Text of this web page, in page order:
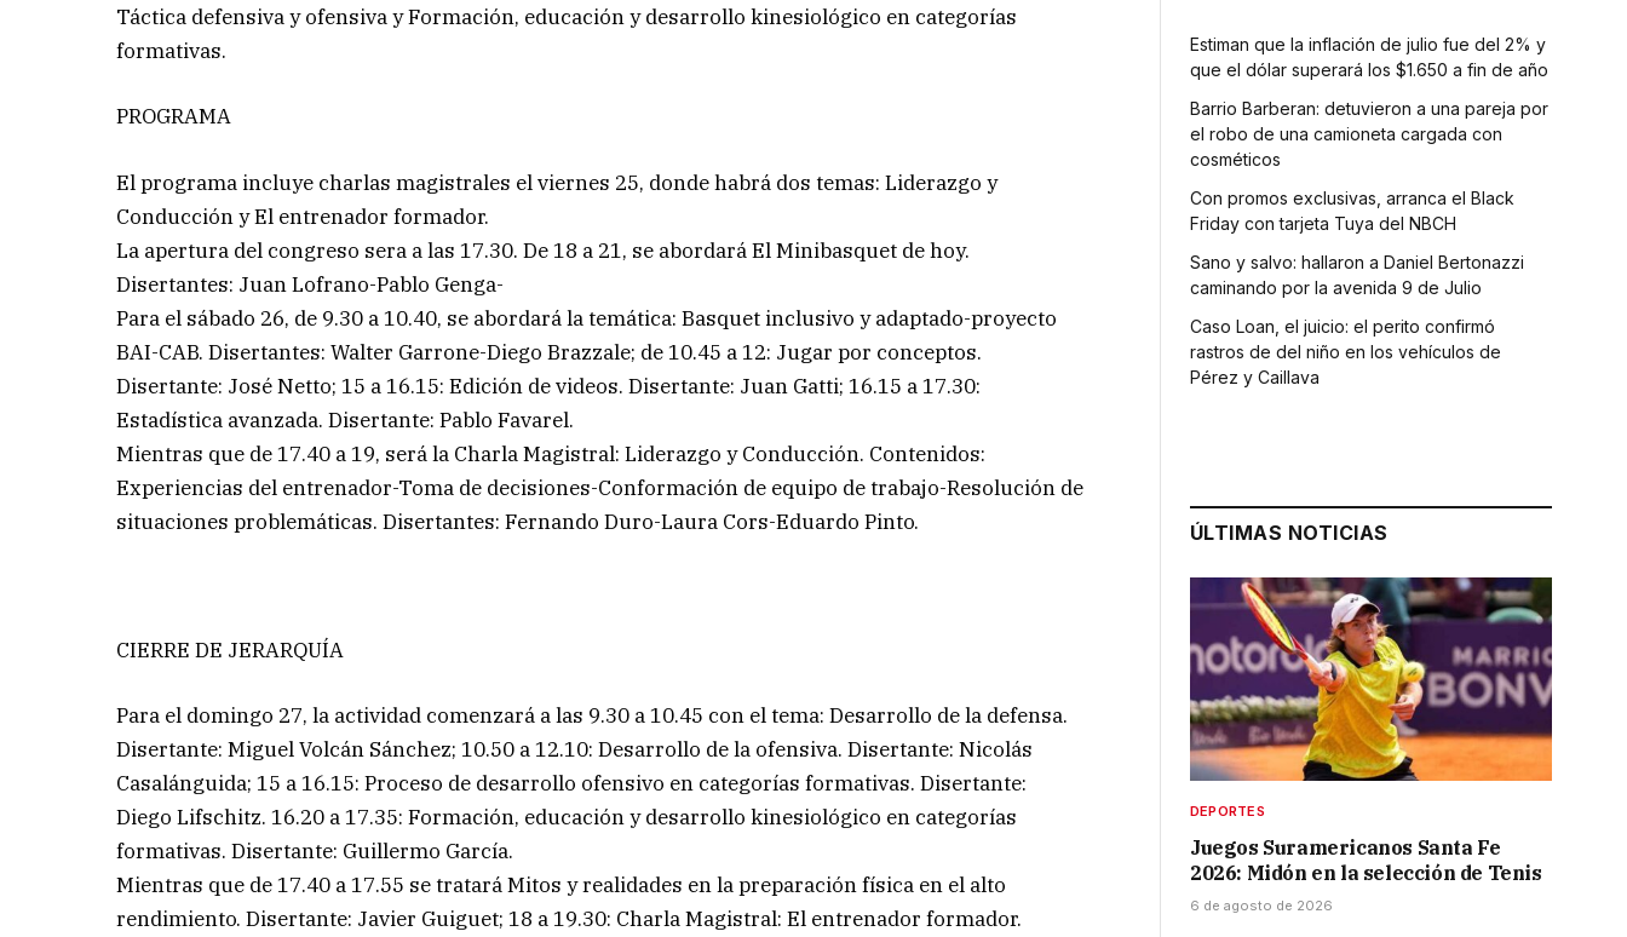
Táctica defensiva y ofensiva y Formación, educación y desarrollo kinesiológico en categorías
formativas.
PROGRAMA
El programa incluye charlas magistrales el viernes 25, donde habrá dos temas: Liderazgo y
Conducción y El entrenador formador.
La apertura del congreso sera a las 17.30. De 18 a 21, se abordará El Minibasquet de hoy.
Disertantes: Juan Lofrano-Pablo Genga-
Para el sábado 26, de 9.30 a 10.40, se abordará la temática: Basquet inclusivo y adaptado-proyecto
BAI-CAB. Disertantes: Walter Garrone-Diego Brazzale; de 10.45 a 12: Jugar por conceptos.
Disertante: José Netto; 15 a 16.15: Edición de videos. Disertante: Juan Gatti; 16.15 a 17.30:
Estadística avanzada. Disertante: Pablo Favarel.
Mientras que de 17.40 a 19, será la Charla Magistral: Liderazgo y Conducción. Contenidos:
Experiencias del entrenador-Toma de decisiones-Conformación de equipo de trabajo-Resolución de
situaciones problemáticas. Disertantes: Fernando Duro-Laura Cors-Eduardo Pinto.
CIERRE DE JERARQUÍA
Para el domingo 27, la actividad comenzará a las 9.30 a 10.45 con el tema: Desarrollo de la defensa.
Disertante: Miguel Volcán Sánchez; 10.50 a 12.10: Desarrollo de la ofensiva. Disertante: Nicolás
Casalánguida; 15 a 16.15: Proceso de desarrollo ofensivo en categorías formativas. Disertante:
Diego Lifschitz. 16.20 a 17.35: Formación, educación y desarrollo kinesiológico en categorías
formativas. Disertante: Guillermo García.
Mientras que de 17.40 a 17.55 se tratará Mitos y realidades en la preparación física en el alto
rendimiento. Disertante: Javier Guiguet; 18 a 19.30: Charla Magistral: El entrenador formador.
Estiman que la inflación de julio fue del 2% y
que el dólar superará los $1.650 a fin de año
Barrio Barberan: detuvieron a una pareja por
el robo de una camioneta cargada con
cosméticos
Con promos exclusivas, arranca el Black
Friday con tarjeta Tuya del NBCH
Sano y salvo: hallaron a Daniel Bertonazzi
caminando por la avenida 9 de Julio
Caso Loan, el juicio: el perito confirmó
rastros de del niño en los vehículos de
Pérez y Caillava
ÚLTIMAS NOTICIAS
DEPORTES
Juegos Suramericanos Santa Fe
2026: Midón en la selección de Tenis
6 de agosto de 2026